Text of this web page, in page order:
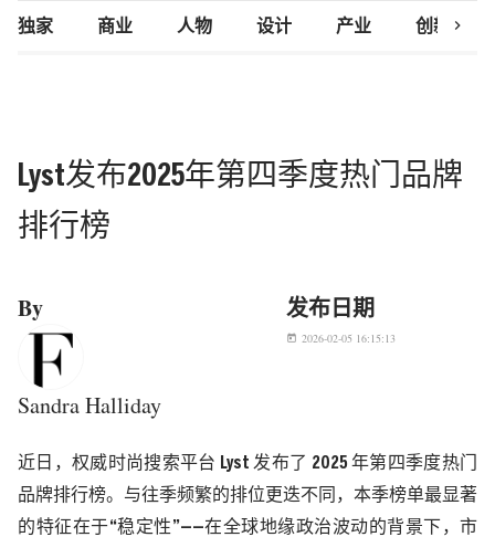
独家 商业 人物 设计 产业 创新研究
chevron_right
Lyst发布2025年第四季度热门品牌
排行榜
By
Sandra Halliday
发布日期
today 2026-02-05 16:15:13
近日， 权威时尚搜索平台 Lyst发布了 2025年第四季度热门
品牌排行榜。与往季频繁的排位更迭不同，本季榜单最显著
的特征在于“稳定性”——在全球地缘政治波动的背景下，市